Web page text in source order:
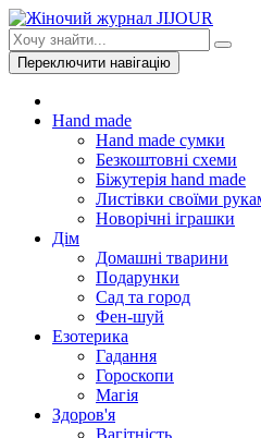
Переключити навігацію
Hand made
Hand made сумки
Безкоштовні схеми
Біжутерія hand made
Листівки своїми
Новорічні іграшки
Дім
Домашні тварини
Подарунки
Сад та город
Фен-шуй
Езотерика
Гадання
Гороскопи
Магія
Здоров'я
Вагітність